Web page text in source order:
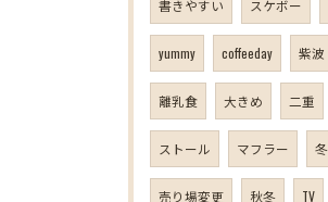
書きやすい スケボー
yummy coffeeday 紫波
離乳食 大きめ 二重
ストール マフラー 冬
売り場変更 秋冬 TV